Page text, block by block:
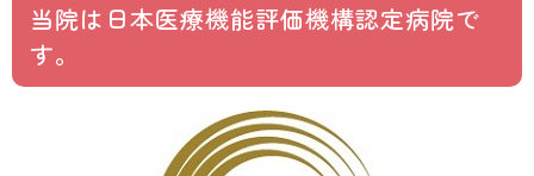
当院は日本医療機能評価機構認定病院で
す。